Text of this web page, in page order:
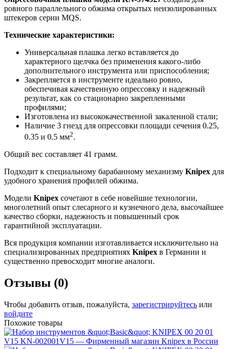
ровного параллельного обжима открытых неизолированных
штекеров серии MQS.
Технические характеристики:
Универсальная плашка легко вставляется до
характерного щелчка без применения какого-либо
дополнительного инструмента или приспособления;
Закрепляется в инструменте идеально ровно,
обеспечивая качественную опрессовку и надежный
результат, как со стационарно закрепленными
профилями;
Изготовлена из высококачественной закаленной стали;
Наличие 3 гнезд для опрессовки площади сечения 0.25,
0.35 и 0.5 мм2.
Общий вес составляет 41 грамм.
Подходит к специальному барабанному механизму Knipex для
удобного хранения профилей обжима.
Модели Knipex сочетают в себе новейшие технологии,
многолетний опыт слесарного и кузнечного дела, высочайшее
качество сборки, надежность и повышенный срок
гарантийной эксплуатации.
Вся продукция компании изготавливается исключительно на
специализированных предприятиях Knipex в Германии и
существенно превосходит многие аналоги.
Отзывы (0)
Чтобы добавить отзыв, пожалуйста, зарегистрируйтесь или
войдите
Похожие товары